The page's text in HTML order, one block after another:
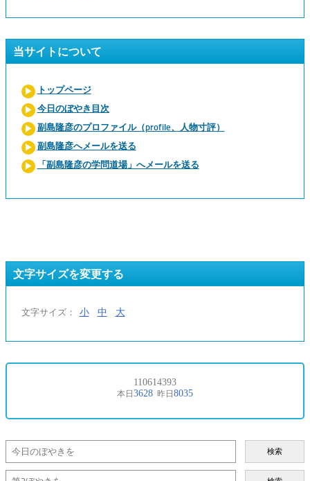
当サイトについて
トップページ
今日のぼやき目次
副島隆彦のプロファイル（profile、人物寸評）
副島隆彦へメールを送る
「副島隆彦の学問道場」へメールを送る
文字サイズを変更する
文字サイズ： 小 中 大
検索